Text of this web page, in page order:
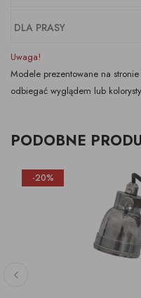
DLA PRASY
Uwaga!
Modele prezentowane na
odbiegać wyglądem lub
PODOBNE
-20%